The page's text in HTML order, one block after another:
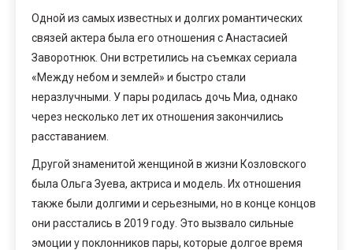
Одной из самых известных и долгих романтических
связей актера была его отношения с Анастасией
Заворотнюк. Они встретились на съемках сериала
«Между небом и землей» и быстро стали
неразлучными. У пары родилась дочь Миа, однако
через несколько лет их отношения закончились
расставанием.
Другой знаменитой женщиной в жизни Козловского
была Ольга Зуева, актриса и модель. Их отношения
также были долгими и серьезными, но в конце концов
они расстались в 2019 году. Это вызвало сильные
эмоции у поклонников пары, которые долгое время